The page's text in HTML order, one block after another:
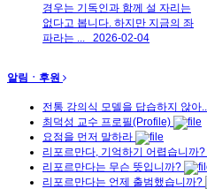
경우는 기독인과 함께 설 자리는
없다고 봅니다. 하지만 지금의 좌
파라는 ...
2026-02-04
알림ㆍ후원
전통 강의식 모델을 답습하지 않아...
최덕성 교수 프로필(Profile)
요점을 먼저 말하라
리포르만다, 기억하기 어렵습니까?
리포르만다는 무슨 뜻입니까?
리포르만다는 언제 출범했습니까?